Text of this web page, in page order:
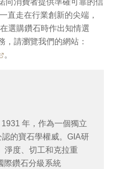
直走在行業創新的尖端，
選購鑽石時作出知情選
，請瀏覽我們的網站：
。
年，作為一個獨立
的寶石學權威。GIA研
淨度、切工和克拉重
際鑽石分級系統